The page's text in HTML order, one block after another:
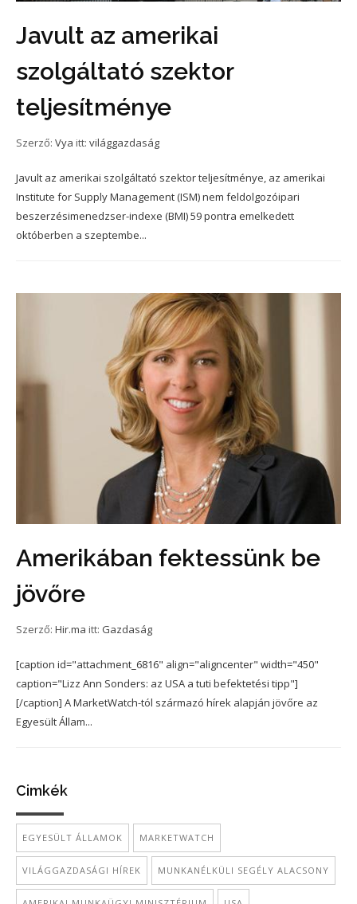
Javult az amerikai
szolgáltató szektor
teljesítménye
Szerző: Vya itt: világgazdaság
Javult az amerikai szolgáltató szektor teljesítménye, az amerikai
Institute for Supply Management (ISM) nem feldolgozóipari
beszerzésimenedzser-indexe (BMI) 59 pontra emelkedett
októberben a szeptembe...
Amerikában fektessünk be
jövőre
Szerző: Hir.ma itt: Gazdaság
[caption id="attachment_6816" align="aligncenter" width="450"
caption="Lizz Ann Sonders: az USA a tuti befektetési tipp"]
[/caption] A MarketWatch-tól származó hírek alapján jövőre az
Egyesült Állam...
Cimkék
EGYESÜLT ÁLLAMOK MARKETWATCH
VILÁGGAZDASÁGI HÍREK MUNKANÉLKÜLI SEGÉLY ALACSONY